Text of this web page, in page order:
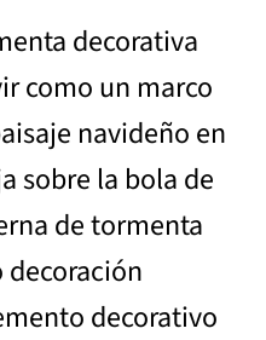
decorativa
como un marco
navideño en
sobre la bola de
de tormenta
decoración
decorativo